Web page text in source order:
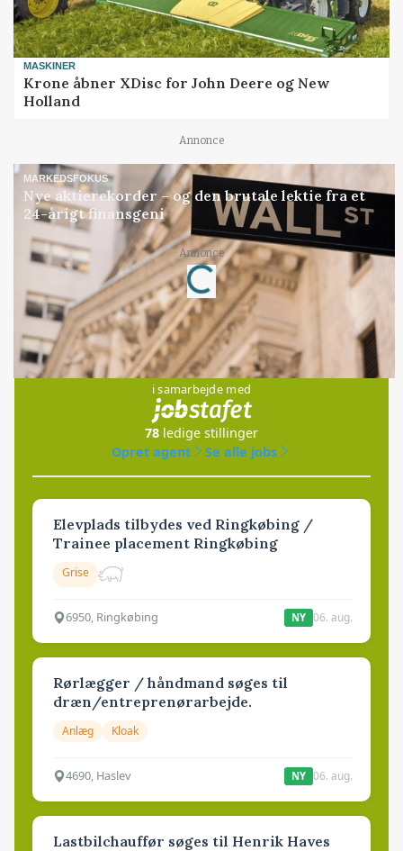
MASKINER
Krone åbner XDisc for John Deere og New
Holland
Annonce
MARKEDSFOKUS
Nye aktierekorder – og den brutale lektie fra et
24-årigt finansgeni
Annonce
Loading...
Jobs
i samarbejde med
78 ledige stillinger
Opret agent
Se alle jobs
Elevplads tilbydes ved Ringkøbing /
Trainee placement Ringkøbing
Grise
6950, Ringkøbing NY 06. aug.
Rørlægger / håndmand søges til
dræn/entreprenørarbejde.
Anlæg Kloak
4690, Haslev NY 06. aug.
Lastbilchauffør søges til Henrik Haves